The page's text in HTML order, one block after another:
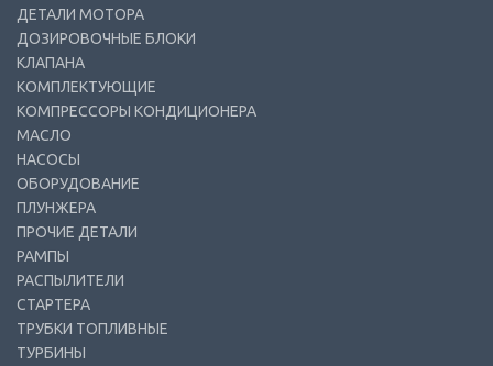
ДЕТАЛИ МОТОРА
ДОЗИРОВОЧНЫЕ БЛОКИ
КЛАПАНА
КОМПЛЕКТУЮЩИЕ
КОМПРЕССОРЫ КОНДИЦИОНЕРА
МАСЛО
НАСОСЫ
ОБОРУДОВАНИЕ
ПЛУНЖЕРА
ПРОЧИЕ ДЕТАЛИ
РАМПЫ
РАСПЫЛИТЕЛИ
СТАРТЕРА
ТРУБКИ ТОПЛИВНЫЕ
ТУРБИНЫ